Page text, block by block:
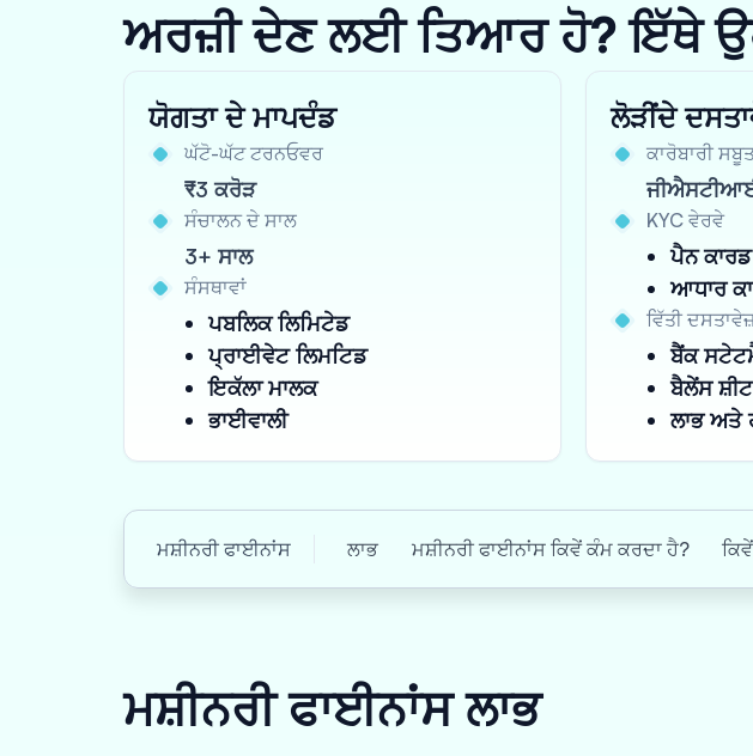
ਅਰਜ਼ੀ ਦੇਣ ਲਈ ਤਿਆਰ ਹੋ? ਇੱਥੇ ਉਹ
ਯੋਗਤਾ ਦੇ ਮਾਪਦੰਡ
ਘੱਟੋ-ਘੱਟ ਟਰਨਓਵਰ
₹3 ਕਰੋੜ
ਸੰਚਾਲਨ ਦੇ ਸਾਲ
3+ ਸਾਲ
ਸੰਸਥਾਵਾਂ
ਪਬਲਿਕ ਲਿਮਿਟੇਡ
ਪ੍ਰਾਈਵੇਟ ਲਿਮਟਿਡ
ਇਕੱਲਾ ਮਾਲਕ
ਭਾਈਵਾਲੀ
ਲੋੜੀਂਦੇ
ਕਾਰੋਬਾਰੀ
KYC ਵੇਰਵੇ
ਪੈਨ ਕਾਰਡ
ਆਧਾਰ
ਵਿੱਤੀ
ਬੈਂਕ
ਬੈਲੇਂਸ ਸ਼ੀਟ
ਲਾਭ ਅਤੇ
ਮਸ਼ੀਨਰੀ ਫਾਈਨਾਂਸ ਲਾਭ ਮਸ਼ੀਨਰੀ ਫਾਈਨਾਂਸ ਕਿਵੇਂ ਕੰਮ ਕਰਦਾ ਹੈ?
ਮਸ਼ੀਨਰੀ ਫਾਈਨਾਂਸਲਾਭ